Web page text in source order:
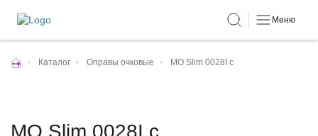
Меню
• Каталог • Оправы очковые • MO Slim 0028I c
MO Slim 0028I c